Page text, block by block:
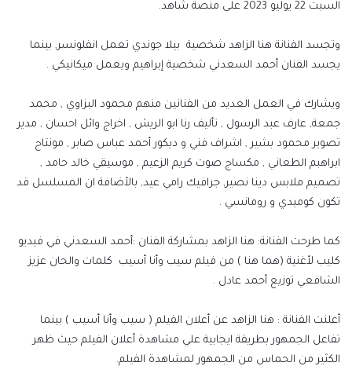
السبت 22 يوليو 2023 على منصة شاهد.
وتجسد الفنانة هنا الزاهد شخصية بيلا جوندي تعمل انفلونسر, بينما
يجسد الفنان أحمد السعدني شخصية إبراهيم ويعمل ميكانيكي .
ويشارك في العمل العديد من الفنانين منهم محمود البزاوي , محمد
جمعة, عارف عبد الرسول , تأليف رنا ابو الريش , اخراج وائل احسان , مدير
تصوير محمود بشير , اشراف فني و ديكور أحمد عباس صابر , مونتاج
ابراهبم الطعاني , مكساج صوت كريم الزعيم , موسيقي خالد حامد ,
تصميم ملابس دينا نصير, جرافيك رامي عيد, بالأضافة ان المسلسل قد
تكون كوميدي و رومانسي .
كما طرحت الفنانة: هنا الزاهد بمشاركة الفنان :أحمد السعدني في فيديو
كليب لأغنية (هما هنا ) من فيلم سيب وأنا أسيب كلمات والحان عزيز
الشافعي توزيع أحمد عادل .
أعلنت الفنانة : هنا الزاهد عن أعلان الفيلم ( سيب وأنا أسيب ) بينما
تفاعل الجمهور بطريقة ايجابية علي مشاهدة أعلان الفيلم حيث ظهر
الكثير من الحماس من الجمهور لمشاهدة الفيلم.